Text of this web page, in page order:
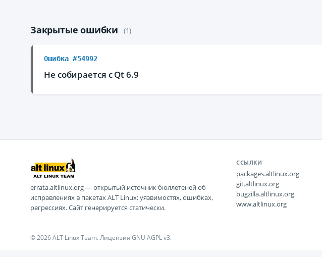
Закрытые ошибки (1)
Ошибка #54992
Не собирается с Qt 6.9
errata.altlinux.org — открытый источник бюллетеней об
исправлениях в пакетах ALT Linux: уязвимостях, ошибках,
регрессиях. Сайт генерируется статически.
ССЫЛКИ
packages.altlinux.org
git.altlinux.org
bugzilla.altlinux.org
www.altlinux.org
© 2026 ALT Linux Team. Лицензия GNU AGPL v3.